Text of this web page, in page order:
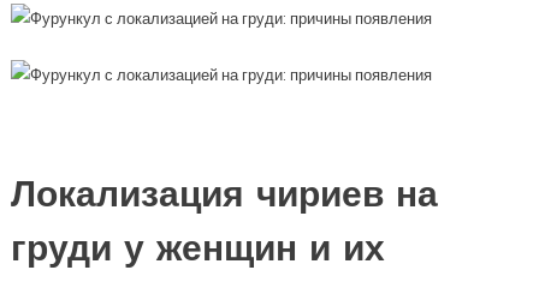
Локализация чириев на
груди у женщин и их